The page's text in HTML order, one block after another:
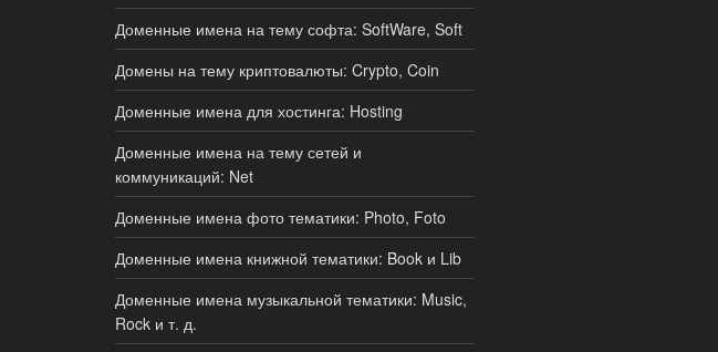
Доменные имена на тему софта: SoftWare, Soft
Домены на тему криптовалюты: Crypto, Coin
Доменные имена для хостинга: Hosting
Доменные имена на тему сетей и
коммуникаций: Net
Доменные имена фото тематики: Photo, Foto
Доменные имена книжной тематики: Book и Lib
Доменные имена музыкальной тематики: Music,
Rock и т. д.